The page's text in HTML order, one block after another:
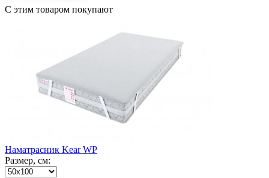
С этим товаром покупают
Наматрасник Kear WP
Размер, см: